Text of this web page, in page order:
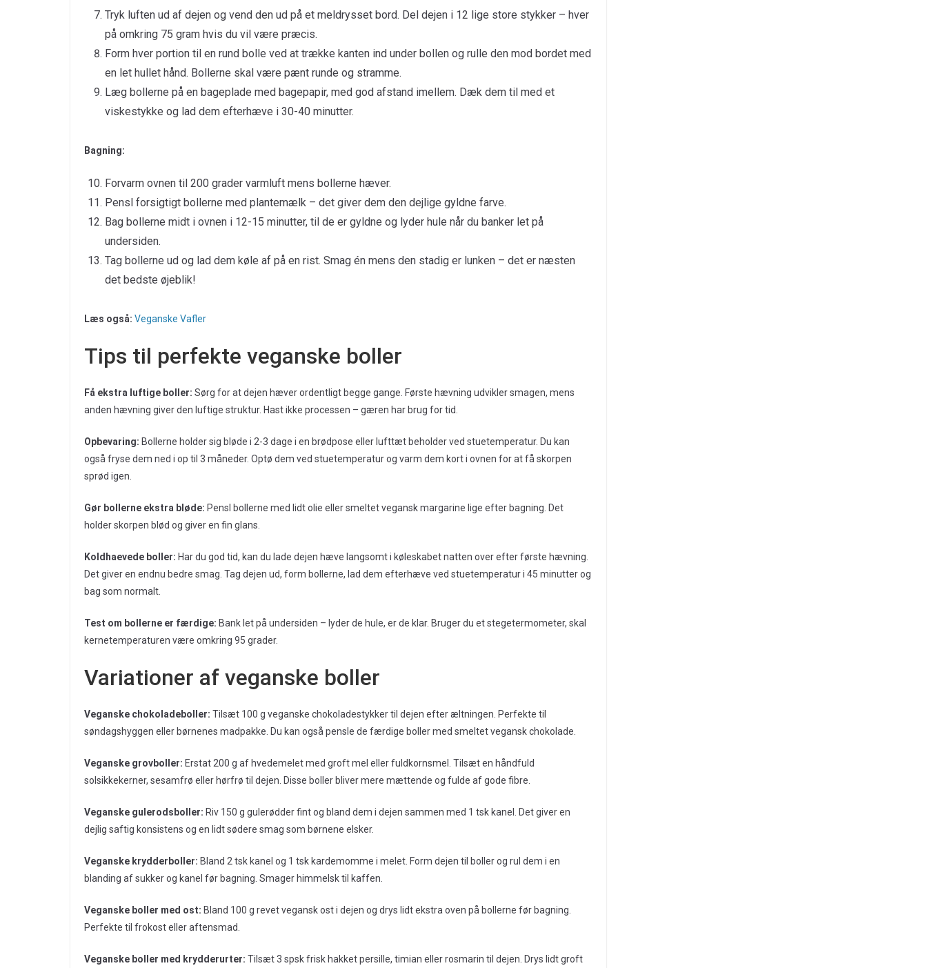
Tryk luften ud af dejen og vend den ud på et meldrysset bord. Del dejen i 12 lige store stykker – hver
på omkring 75 gram hvis du vil være præcis.
Form hver portion til en rund bolle ved at trække kanten ind under bollen og rulle den mod bordet med
en let hullet hånd. Bollerne skal være pænt runde og stramme.
Læg bollerne på en bageplade med bagepapir, med god afstand imellem. Dæk dem til med et
viskestykke og lad dem efterhæve i 30-40 minutter.
Bagning:
Forvarm ovnen til 200 grader varmluft mens bollerne hæver.
Pensl forsigtigt bollerne med plantemælk – det giver dem den dejlige gyldne farve.
Bag bollerne midt i ovnen i 12-15 minutter, til de er gyldne og lyder hule når du banker let på
undersiden.
Tag bollerne ud og lad dem køle af på en rist. Smag én mens den stadig er lunken – det er næsten
det bedste øjeblik!
Læs også: Veganske Vafler
Tips til perfekte veganske boller
Få ekstra luftige boller: Sørg for at dejen hæver ordentligt begge gange. Første hævning udvikler smagen, mens
anden hævning giver den luftige struktur. Hast ikke processen – gæren har brug for tid.
Opbevaring: Bollerne holder sig bløde i 2-3 dage i en brødpose eller lufttæt beholder ved stuetemperatur. Du kan
også fryse dem ned i op til 3 måneder. Optø dem ved stuetemperatur og varm dem kort i ovnen for at få skorpen
sprød igen.
Gør bollerne ekstra bløde: Pensl bollerne med lidt olie eller smeltet vegansk margarine lige efter bagning. Det
holder skorpen blød og giver en fin glans.
Koldhaevede boller: Har du god tid, kan du lade dejen hæve langsomt i køleskabet natten over efter første hævning.
Det giver en endnu bedre smag. Tag dejen ud, form bollerne, lad dem efterhæve ved stuetemperatur i 45 minutter og
bag som normalt.
Test om bollerne er færdige: Bank let på undersiden – lyder de hule, er de klar. Bruger du et stegetermometer, skal
kernetemperaturen være omkring 95 grader.
Variationer af veganske boller
Veganske chokoladeboller: Tilsæt 100 g veganske chokoladestykker til dejen efter æltningen. Perfekte til
søndagshyggen eller børnenes madpakke. Du kan også pensle de færdige boller med smeltet vegansk chokolade.
Veganske grovboller: Erstat 200 g af hvedemelet med groft mel eller fuldkornsmel. Tilsæt en håndfuld
solsikkekerner, sesamfrø eller hørfrø til dejen. Disse boller bliver mere mættende og fulde af gode fibre.
Veganske gulerodsboller: Riv 150 g gulerødder fint og bland dem i dejen sammen med 1 tsk kanel. Det giver en
dejlig saftig konsistens og en lidt sødere smag som børnene elsker.
Veganske krydderboller: Bland 2 tsk kanel og 1 tsk kardemomme i melet. Form dejen til boller og rul dem i en
blanding af sukker og kanel før bagning. Smager himmelsk til kaffen.
Veganske boller med ost: Bland 100 g revet vegansk ost i dejen og drys lidt ekstra oven på bollerne før bagning.
Perfekte til frokost eller aftensmad.
Veganske boller med krydderurter: Tilsæt 3 spsk frisk hakket persille, timian eller rosmarin til dejen. Drys lidt groft